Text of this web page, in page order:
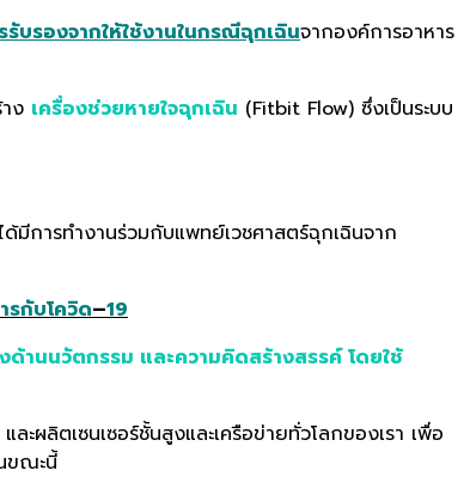
รับรองจากให้ใช้งานในกรณีฉุกเฉินจากองค์การอาหาร
ง เครื่องช่วยหายใจฉุกเฉิน (Fitbit Flow) ซึ่งเป็นระบบ
มีการทำงานร่วมกับแพทย์เวชศาสตร์ฉุกเฉินจาก
กับโควิด–19
านนวัตกรรม และความคิดสร้างสรรค์ โดยใช้
ะผลิตเซนเซอร์ชั้นสูงและเครือข่ายทั่วโลกของเรา เพื่อ
ขณะนี้